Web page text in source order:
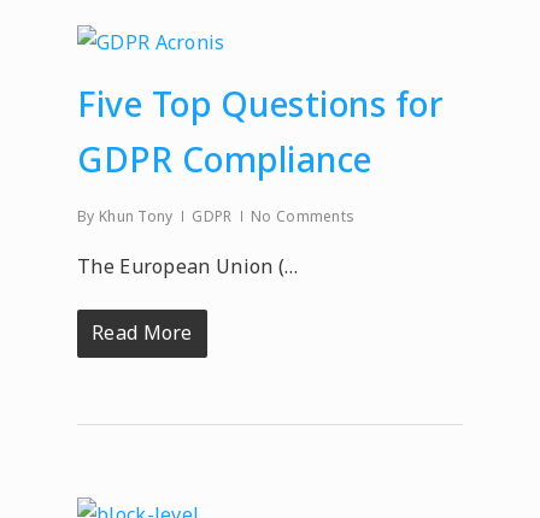
Five Top Questions for
GDPR Compliance
By Khun Tony GDPR No Comments
The European Union (…
Read More